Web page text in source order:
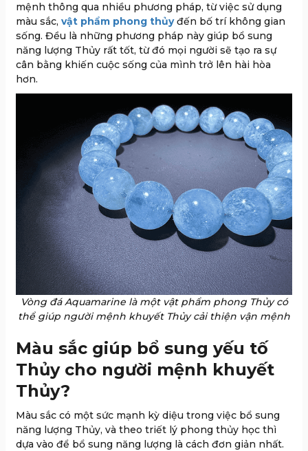
mệnh thông qua nhiều phương pháp, từ việc sử dụng
màu sắc, vật phẩm phong thủyđến bố trí không gian
sống. Đều là những phương pháp này giúp bổ sung
năng lượng Thủy rất tốt, từ đó mọi người sẽ tạo ra sự
cân bằng khiến cuộc sống của mình trở lên hài hòa
hơn.
Vòng đá Aquamarine là một vật phẩm phong Thủy có
thể giúp người mệnh khuyết Thủy cải thiện vận mệnh
Màu sắc giúp bổ sung yếu tố
Thủy cho người mệnh khuyết
Thủy?
Màu sắc có một sức mạnh kỳ diệu trong việc bổ sung
năng lượng Thủy, và theo triết lý phong thủy học thì
dựa vào để bổ sung năng lượng là cách đơn giản nhất.